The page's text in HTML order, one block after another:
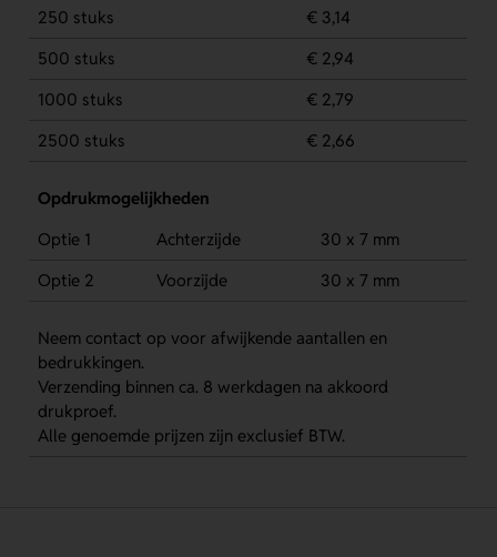
250 stuks
€ 3,14
500 stuks
€ 2,94
1000 stuks
€ 2,79
2500 stuks
€ 2,66
Opdrukmogelijkheden
Optie 1
Achterzijde
30 x 7 mm
Optie 2
Voorzijde 30 x 7 mm
Neem contact op voor afwijkende aantallen en
bedrukkingen.
Verzending binnen ca. 8 werkdagen na akkoord
drukproef.
Alle genoemde prijzen zijn exclusief BTW.